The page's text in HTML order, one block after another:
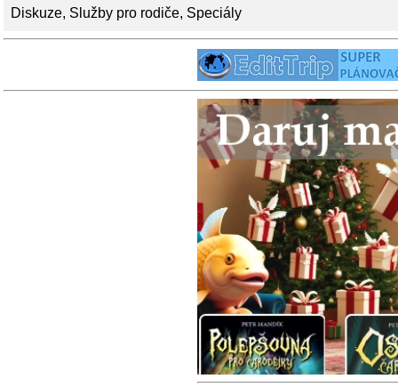
Diskuze, Služby pro rodiče, Speciály